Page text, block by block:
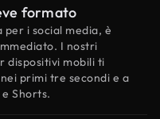
formato
i social media, è
I nostri
dispositivi mobili ti
primi tre secondi e a
Shorts.